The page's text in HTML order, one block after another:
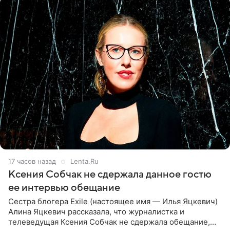
17 часов назад Lenta.Ru
Ксения Собчак не сдержала данное гостю
ее интервью обещание
Сестра блогера Exile (настоящее имя — Илья Яцкевич)
Алина Яцкевич рассказала, что журналистка и
телеведущая Ксения Собчак не сдержала обещание,